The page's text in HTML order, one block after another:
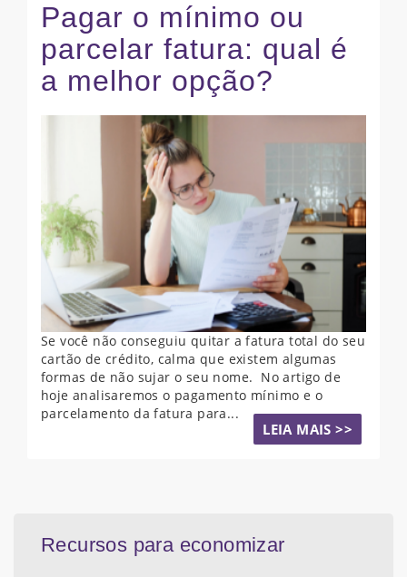
Pagar o mínimo ou
parcelar fatura: qual é
a melhor opção?
Se você não conseguiu quitar a fatura total do seu
cartão de crédito, calma que existem algumas
formas de não sujar o seu nome. No artigo de
hoje analisaremos o pagamento mínimo e o
parcelamento da fatura para...
LEIA MAIS >>
Recursos para economizar